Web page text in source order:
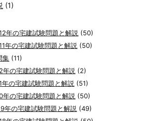
(1)
年の宅建試験問題と解説 (50)
年の宅建試験問題と解説 (50)
集 (11)
の宅建試験問題と解説 (2)
の宅建試験問題と解説 (51)
の宅建試験問題と解説 (50)
年の宅建試験問題と解説 (49)